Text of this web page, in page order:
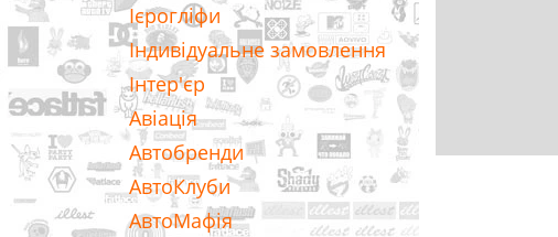
Ієрогліфи
Індивідуальне замовлення
Інтер'єр
Авіація
Автобренди
АвтоКлуби
АвтоМафія